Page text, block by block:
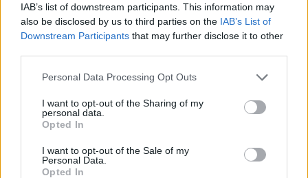
IAB’s list of downstream participants. This information may
also be disclosed by us to third parties on the IAB’s List of
Downstream Participants that may further disclose it to other
Personal Data Processing Opt Outs
I want to opt-out of the Sharing of my
personal data.
Opted In
I want to opt-out of the Sale of my
Personal Data.
Opted In
Prima sport - co nabídne v prvním
Kdy a kde bude Prima sport k